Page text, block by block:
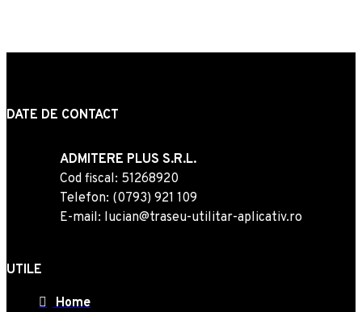
DATE DE CONTACT
ADMITERE PLUS S.R.L.
Cod fiscal: 51268920
Telefon: (0793) 921 109
E-mail: lucian@traseu-utilitar-aplicativ.ro
UTILE
Home